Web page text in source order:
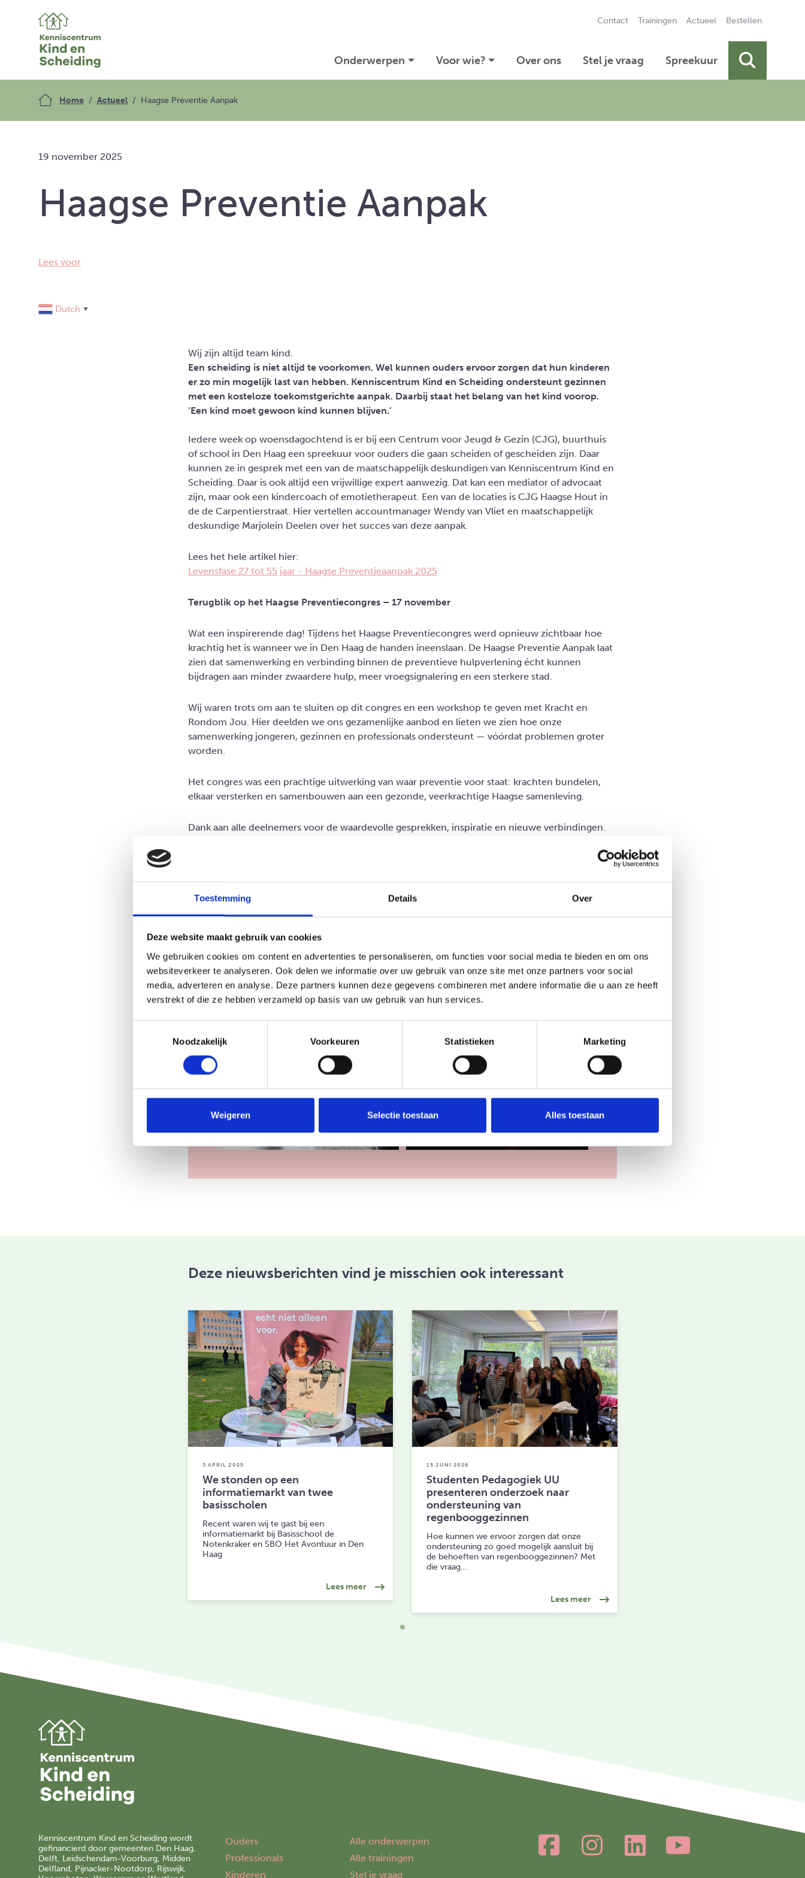
Toestemming Details Over
Deze website maakt gebruik van cookies
We gebruiken cookies om content en advertenties te personaliseren, om functies voor social media te bieden en om ons
websiteverkeer te analyseren. Ook delen we informatie over uw gebruik van onze site met onze partners voor social
media, adverteren en analyse. Deze partners kunnen deze gegevens combineren met andere informatie die u aan ze heeft
verstrekt of die ze hebben verzameld op basis van uw gebruik van hun services.
Noodzakelijk
Voorkeuren Statistieken Marketing
Weigeren Selectie toestaan Alles toestaan
Home Actueel Haagse Preventie Aanpak
19 november 2025
Haagse Preventie Aanpak
Lees voor
Dutch ▼
Wij zijn altijd team kind.
Een scheiding is niet altijd te voorkomen. Wel kunnen ouders ervoor zorgen dat hun kinderen
er zo min mogelijk last van hebben. Kenniscentrum Kind en Scheiding ondersteunt gezinnen
met een kosteloze toekomstgerichte aanpak. Daarbij staat het belang van het kind voorop.
‘Een kind moet gewoon kind kunnen blijven.’
Iedere week op woensdagochtend is er bij een Centrum voor Jeugd & Gezin (CJG), buurthuis
of school in Den Haag een spreekuur voor ouders die gaan scheiden of gescheiden zijn. Daar
kunnen ze in gesprek met een van de maatschappelijk deskundigen van Kenniscentrum Kind en
Scheiding. Daar is ook altijd een vrijwillige expert aanwezig. Dat kan een mediator of advocaat
zijn, maar ook een kindercoach of emotietherapeut. Een van de locaties is CJG Haagse Hout in
de de Carpentierstraat. Hier vertellen accountmanager Wendy van Vliet en maatschappelijk
deskundige Marjolein Deelen over het succes van deze aanpak.
Lees het hele artikel hier:
Levensfase 27 tot 55 jaar - Haagse Preventieaanpak 2025
Terugblik op het Haagse Preventiecongres – 17 november
Wat een inspirerende dag! Tijdens het Haagse Preventiecongres werd opnieuw zichtbaar hoe
krachtig het is wanneer we in Den Haag de handen ineenslaan. De Haagse Preventie Aanpak laat
zien dat samenwerking en verbinding binnen de preventieve hulpverlening écht kunnen
bijdragen aan minder zwaardere hulp, meer vroegsignalering en een sterkere stad.
Wij waren trots om aan te sluiten op dit congres en een workshop te geven met Kracht en
Rondom Jou. Hier deelden we ons gezamenlijke aanbod en lieten we zien hoe onze
samenwerking jongeren, gezinnen en professionals ondersteunt — vóórdat problemen groter
worden.
Het congres was een prachtige uitwerking van waar preventie voor staat: krachten bundelen,
elkaar versterken en samenbouwen aan een gezonde, veerkrachtige Haagse samenleving.
Dank aan alle deelnemers voor de waardevolle gesprekken, inspiratie en nieuwe verbindingen.
Deze nieuwsberichten vind je misschien ook interessant
We stonden op een
informatiemarkt van twee
basisscholen
3 APRIL 2025
Recent waren wij te gast bij een
informatiemarkt bij Basisschool de
Notenkraker en SBO Het Avontuur in Den
Haag
Lees meer
Studenten Pedagogiek UU
presenteren onderzoek naar
ondersteuning van
regenbooggezinnen
15 JUNI 2026
Hoe kunnen we ervoor zorgen dat onze
ondersteuning zo goed mogelijk aansluit bij
de behoeften van regenbooggezinnen? Met
die vraag…
Lees meer
Contact Trainingen Actueel Bestellen
Onderwerpen Voor wie? Over ons Stel je vraag Spreekuur
Kenniscentrum Kind en Scheiding wordt
gefinancierd door gemeenten Den Haag,
Delft, Leidschendam-Voorburg, Midden
Delfland, Pijnacker-Nootdorp, Rijswijk,
Ouders
Professionals
Kinderen
Alle onderwerpen
Alle trainingen
Stel je vraag